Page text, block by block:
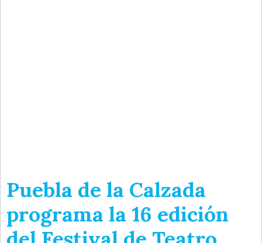
Puebla de la Calzada
programa la 16 edición